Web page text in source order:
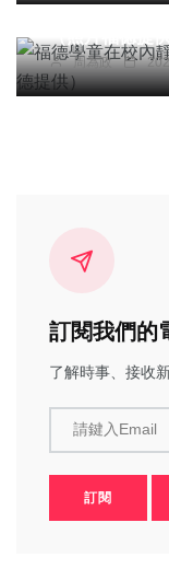
福德學童在校
周為政
訂閱我們的
了解時事、接收
請鍵入Email
訂閱